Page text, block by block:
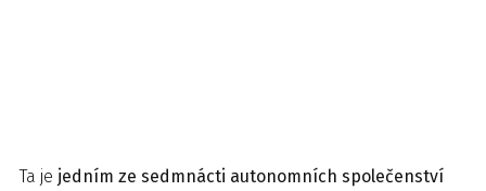
Ta je jedním ze sedmnácti autonomních společenství